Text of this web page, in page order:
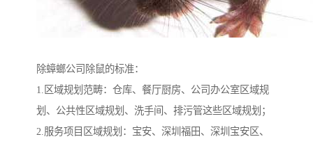
除蟑螂公司除鼠的标准：
1.区域规划范畴：仓库、餐厅厨房、公司办公室区域规
划、公共性区域规划、洗手间、排污管这些区域规划；
2.服务项目区域规划：宝安、深圳福田、深圳宝安区、